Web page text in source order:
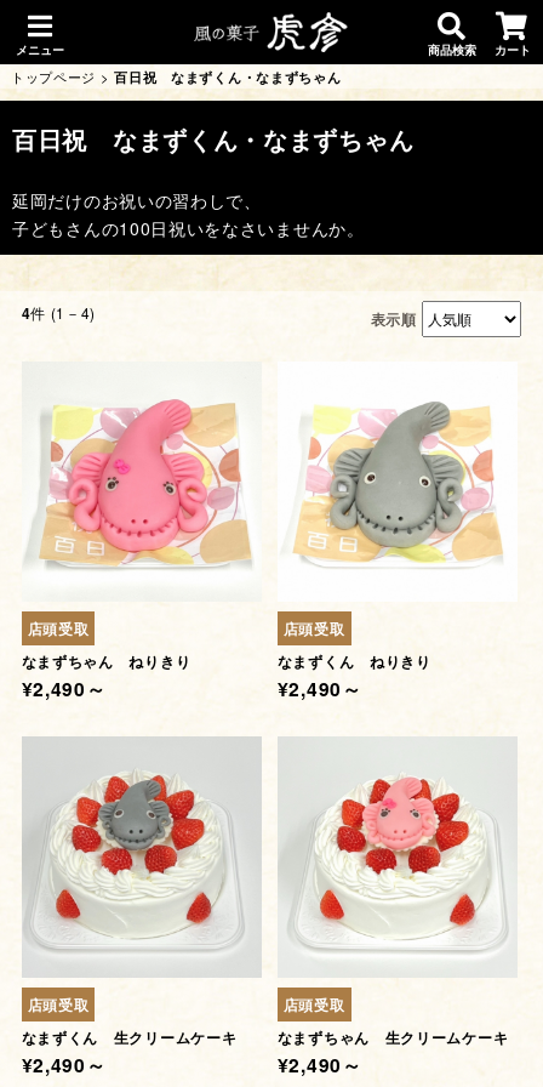
メニュー 商品検索 カート
トップページ >百日祝 なまずくん・なまずちゃん
百日祝 なまずくん・なまずちゃん
延岡だけのお祝いの習わしで、
子どもさんの100日祝いをなさいませんか。
4件 (1－4) 表示順
店頭受取
なまずちゃん ねりきり
¥2,490～
店頭受取
なまずくん ねりきり
¥2,490～
店頭受取
なまずくん 生クリームケーキ
¥2,490～
店頭受取
なまずちゃん 生クリームケーキ
¥2,490～